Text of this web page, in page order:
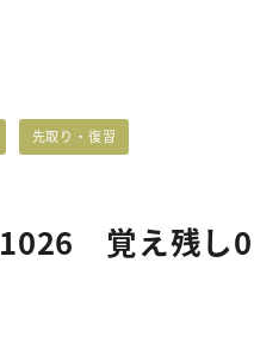
覚え残し0
解答・資料カテゴリー
先取り・復習